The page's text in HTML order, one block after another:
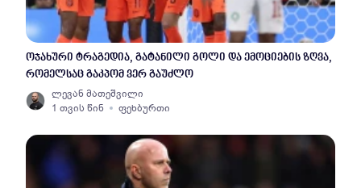
ოჯახური ტრაგედია, გატანილი გოლი და ემოციების ზღვა,
რომელსაც გაკპომ ვერ გაუძლო
ლევან მათეშვილი
1 თვის წინ
ფეხბურთი